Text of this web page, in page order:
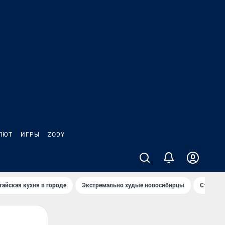
ИГРЫ ZODY
кухня в городе Экстремально худые новосибирцы Старт